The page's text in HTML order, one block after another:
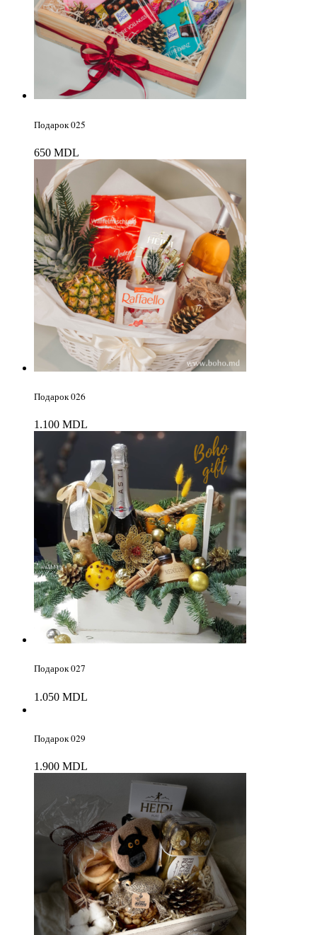
Подарок 025
650 MDL
Подарок 026
1.100 MDL
Подарок 027
1.050 MDL
Подарок 029
1.900 MDL